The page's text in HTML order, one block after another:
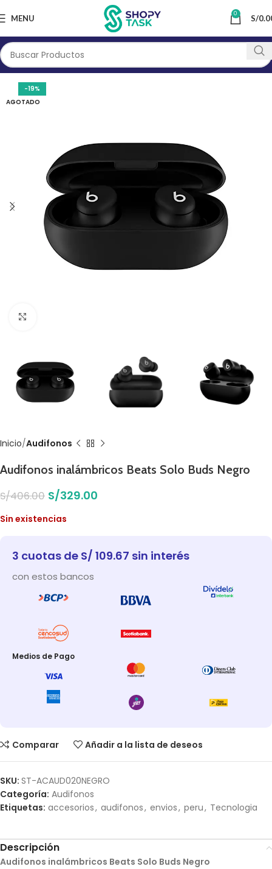
MENU 0 S/
-19%
AGOTADO
Inicio Audifonos
Audifonos inalámbricos Beats Solo Buds Negro
S/406.00 S/329.00
Sin existencias
3 cuotas de S/ 109.67 sin interés
con estos bancos
Medios de Pago
Comparar Añadir a la lista de deseos
SKU: ST-ACAUD020NEGRO
Categoría: Audifonos
Etiquetas: accesorios, audifonos, envios, peru, Tecnologia
Descripción
Audifonos inalámbricos Beats Solo Buds Negro